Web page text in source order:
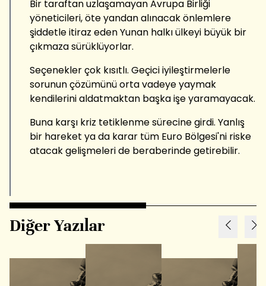
Bir taraftan uzlaşamayan Avrupa Birliği
yöneticileri, öte yandan alınacak önlemlere
şiddetle itiraz eden Yunan halkı ülkeyi büyük bir
çıkmaza sürüklüyorlar.
Seçenekler çok kısıtlı. Geçici iyileştirmelerle
sorunun çözümünü orta vadeye yaymak
kendilerini aldatmaktan başka işe yaramayacak.
Buna karşı kriz tetiklenme sürecine girdi. Yanlış
bir hareket ya da karar tüm Euro Bölgesi'ni riske
atacak gelişmeleri de beraberinde getirebilir.
Diğer Yazılar